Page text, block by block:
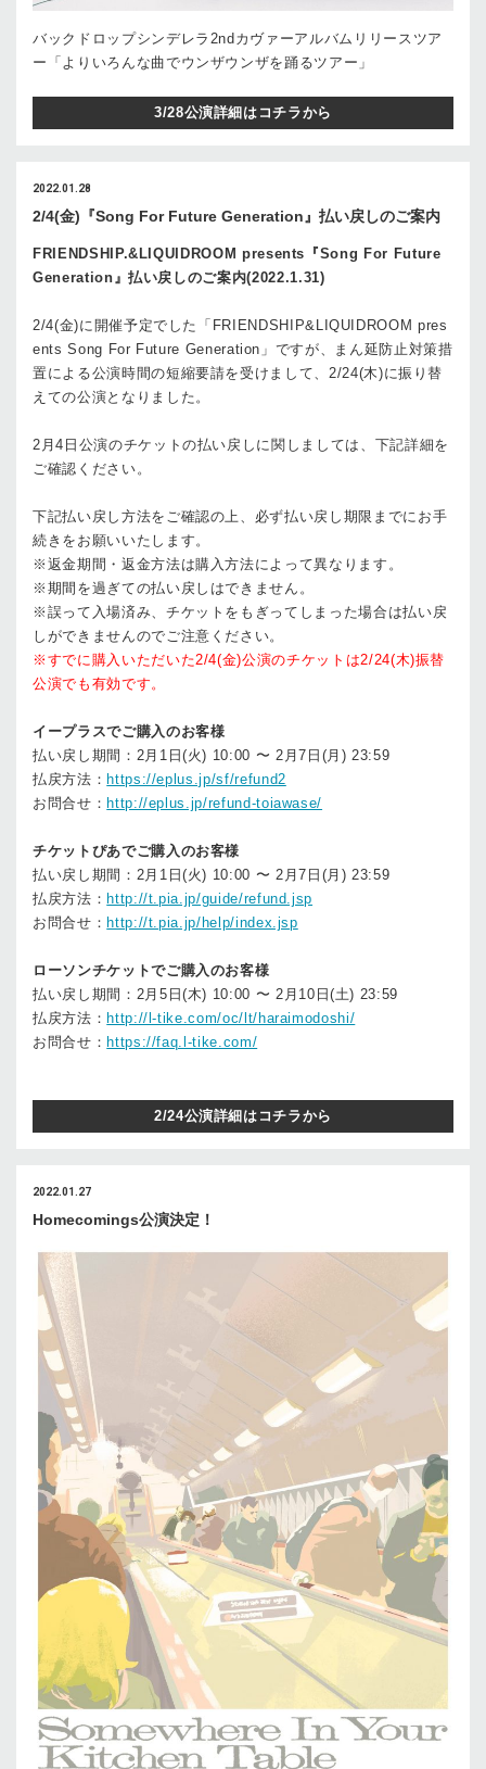
バックドロップシンデレラ2ndカヴァーアルバムリリースツア
ー「よりいろんな曲でウンザウンザを踊るツアー」
3/28公演詳細はコチラから
2022.01.28
2/4(金)『Song For Future Generation』払い戻しのご案内
FRIENDSHIP.&LIQUIDROOM presents『Song For Future
Generation』払い戻しのご案内(2022.1.31)
2/4(金)に開催予定でした「FRIENDSHIP&LIQUIDROOM pres
ents Song For Future Generation」ですが、まん延防止対策措
置による公演時間の短縮要請を受けまして、2/24(木)に振り替
えての公演となりました。
2月4日公演のチケットの払い戻しに関しましては、下記詳細を
ご確認ください。
下記払い戻し方法をご確認の上、必ず払い戻し期限までにお手
続きをお願いいたします。
※返金期間・返金方法は購入方法によって異なります。
※期間を過ぎての払い戻しはできません。
※誤って入場済み、チケットをもぎってしまった場合は払い戻
しができませんのでご注意ください。
※ すでに購入いただいた2/4(金)公演のチケットは2/24(木)振替
公演でも有効です。
イープラスでご購入のお客様
払い戻し期間：2月1日(火) 10:00 〜 2月7日(月) 23:59
払戻方法： https://eplus.jp/sf/refund2
お問合せ： http://eplus.jp/refund-toiawase/
チケットぴあでご購入のお客様
払い戻し期間：2月1日(火) 10:00 〜 2月7日(月) 23:59
払戻方法： http://t.pia.jp/guide/refund.jsp
お問合せ： http://t.pia.jp/help/index.jsp
ローソンチケットでご購入のお客様
払い戻し期間：2月5日(木) 10:00 〜 2月10日(土) 23:59
払戻方法： http://l-tike.com/oc/lt/haraimodoshi/
お問合せ： https://faq.l-tike.com/
2/24公演詳細はコチラから
2022.01.27
Homecomings公演決定！